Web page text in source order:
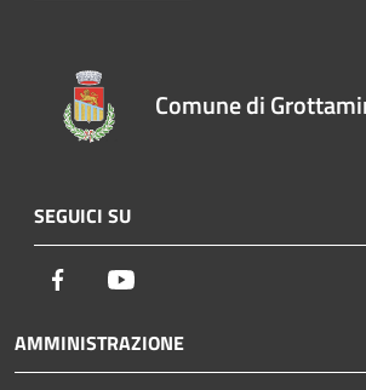
Comune di
SEGUICI SU
Facebook
AMMINISTRAZIONE